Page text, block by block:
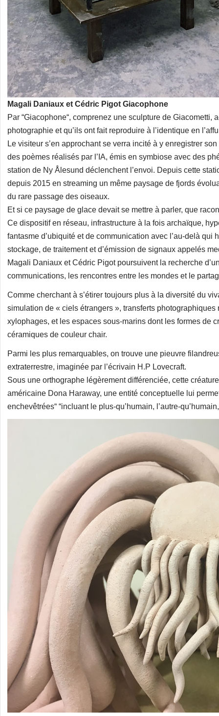
Magali Daniaux et Cédric Pigot Giacophone
Par “Giacophone“, comprenez une sculpture de Giacometti,
photographie et qu’ils ont fait reproduire à l’identique en
Le visiteur s’en approchant se verra incité à y enregistrer
des poèmes réalisés par l’IA, émis en symbiose avec des
station de Ny Ålesund déclenchent l’envoi. Depuis cette
depuis 2015 en streaming un même paysage de fjords
du rare passage des oiseaux.
Et si ce paysage de glace devait se mettre à parler, que
Ce dispositif en réseau, infrastructure à la fois archaïque,
fantasme d’ubiquité et de communication avec l’au-delà
stockage, de traitement et d’émission de signaux appelés
Magali Daniaux et Cédric Pigot poursuivent la recherche
communications, les rencontres entre les mondes et le
Comme cherchant à s’étirer toujours plus à la diversité du
simulation de « ciels étrangers », transferts
xylophages, et les espaces sous-marins dont les formes de
céramiques de couleur chair.
Parmi les plus remarquables, on trouve une pieuvre
extraterrestre, imaginée par l’écrivain H.P Lovecraft.
Sous une orthographe légèrement différenciée, cette
américaine Dona Haraway, une entité conceptuelle lui
enchevêtrées“ “incluant le plus-qu’humain, l’autre-